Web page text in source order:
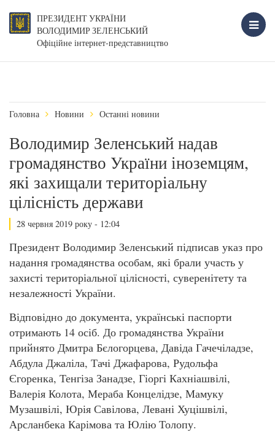
ПРЕЗИДЕНТ УКРАЇНИ
ВОЛОДИМИР ЗЕЛЕНСЬКИЙ
Офіційне інтернет-представництво
Головна Новини Останні новини
Володимир Зеленський надав
громадянство України іноземцям,
які захищали територіальну
цілісність держави
28 червня 2019 року - 12:04
Президент Володимир Зеленський підписав указ про
надання громадянства особам, які брали участь у
захисті територіальної цілісності, суверенітету та
незалежності України.
Відповідно до документа, українські паспорти
отримають 14 осіб. До громадянства України
прийнято Дмитра Бєлогорцева, Давіда Гачечіладзе,
Абдула Джаліла, Тачі Джафарова, Рудольфа
Єгоренка, Тенгіза Занадзе, Гіоргі Кахніашвілі,
Валерія Колота, Мераба Концелідзе, Мамуку
Музашвілі, Юрія Савілова, Левані Хуцішвілі,
Арсланбека Карімова та Юлію Толопу.